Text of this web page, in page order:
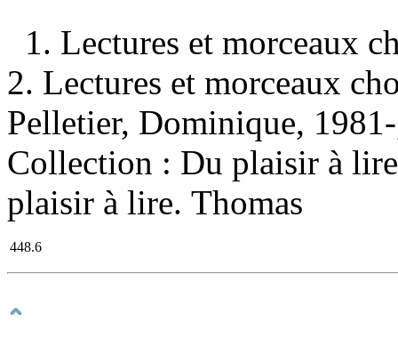
1. Lectures et morceaux
2. Lectures et morceaux
Pelletier, Dominique,
Collection : Du plaisir à
plaisir à lire. Thomas
448.6